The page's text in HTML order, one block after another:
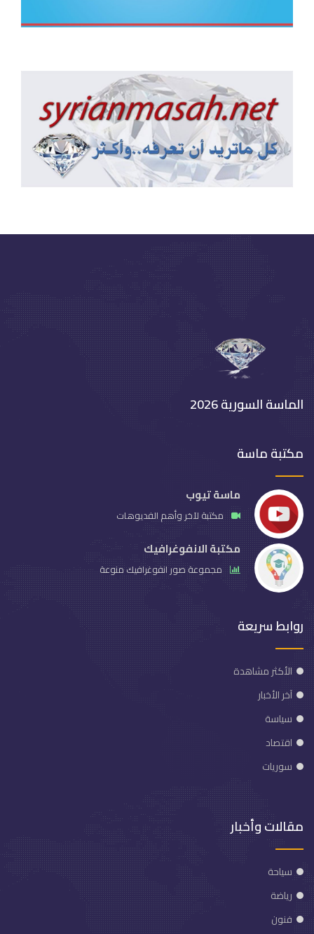
الماسة السورية 2026
مكتبة ماسة
ماسة تيوب
مكتبة لآخر وأهم الفديوهات
مكتبة الانفوغرافيك
مجموعة صور انفوغرافيك منوعة
روابط سريعة
الأكثر مشاهدة
آخر الأخبار
سياسة
اقتصاد
سوريات
مقالات وأخبار
سياحة
رياضة
فنون